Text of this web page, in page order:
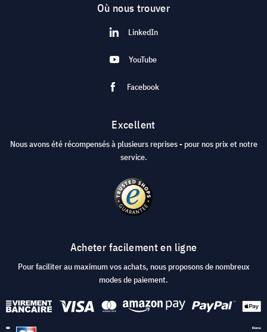
Où nous trouver
LinkedIn
YouTube
Facebook
Excellent
Nous avons été récompensés à plusieurs reprises - pour nos prix et notre
service.
Acheter facilement en ligne
Pour faciliter au maximum vos achats, nous proposons de nombreux
modes de paiement.